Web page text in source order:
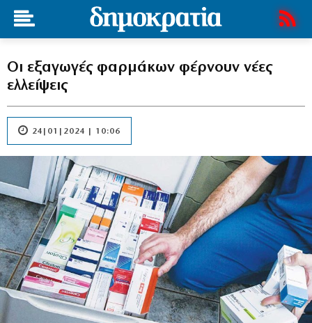
Οι εξαγωγές φαρμάκων φέρνουν νέες
ελλείψεις
24|01|2024 | 10:06